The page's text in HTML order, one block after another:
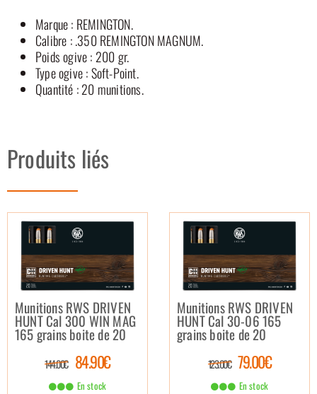
Marque : REMINGTON.
Calibre : .350 REMINGTON MAGNUM.
Poids ogive : 200 gr.
Type ogive : Soft-Point.
Quantité : 20 munitions.
Produits liés
Munitions RWS DRIVEN
HUNT Cal 300 WIN MAG
165 grains boite de 20
144.00€ 84.90€
En stock
Munitions RWS DRIVEN
HUNT Cal 30-06 165
grains boite de 20
123.00€ 79.00€
En stock